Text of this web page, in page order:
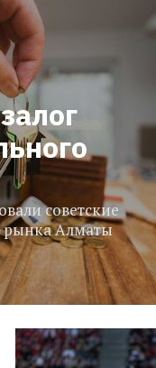
советские
рынка Алматы